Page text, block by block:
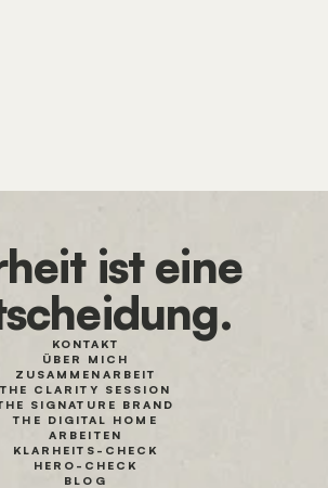
ist eine
KONTAKT
ÜBER MICH
ZUSAMMENARBEIT
THE CLARITY SESSION
SIGNATURE BRAND
THE DIGITAL HOME
ARBEITEN
KLARHEITS-CHECK
HERO-CHECK
BLOG